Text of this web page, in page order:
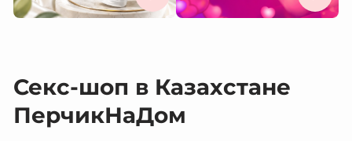
Секс-шоп в Казахстане
ПерчикНаДом